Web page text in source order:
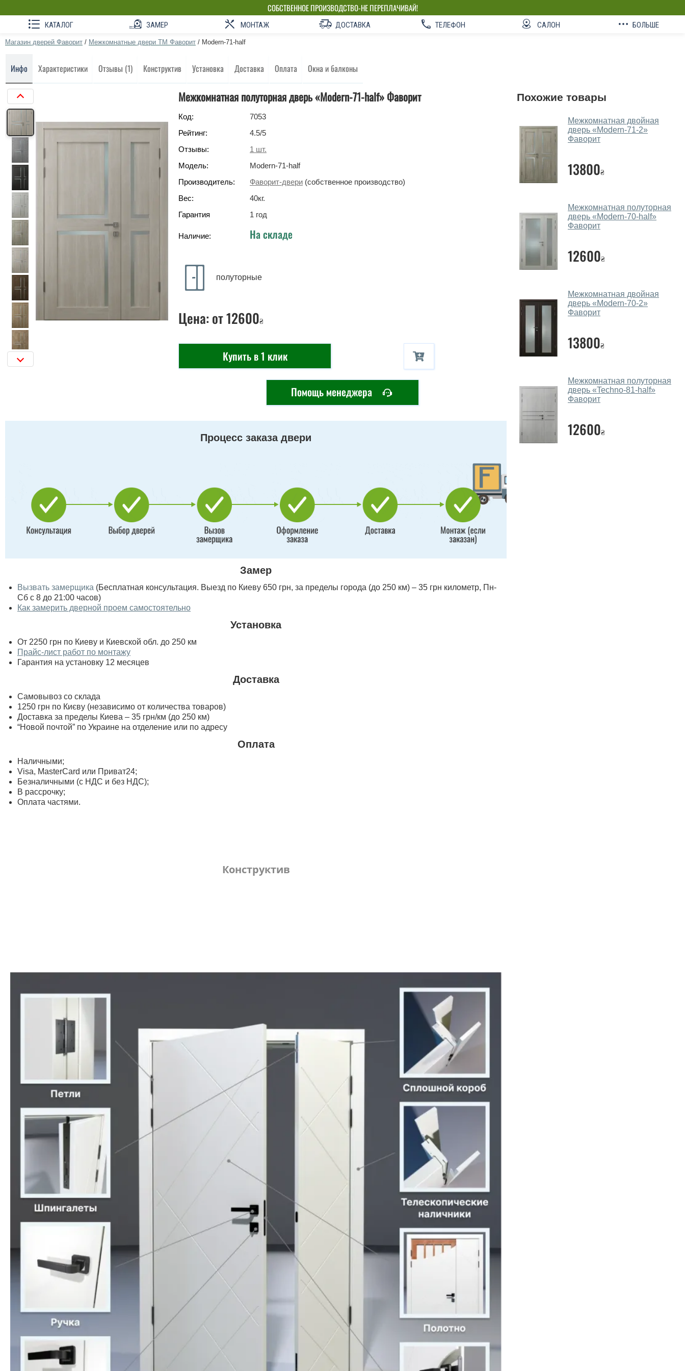
СОБСТВЕННОЕ ПРОИЗВОДСТВО-НЕ ПЕРЕПЛАЧИВАЙ!
КАТАЛОГ ЗАМЕР МОНТАЖ ДОСТАВКА ТЕЛЕФОН САЛОН БОЛЬШЕ
Магазин дверей Фаворит / Межкомнатные двери ТМ Фаворит / Modern-71-half
Инфо Характеристики Отзывы (1) Конструктив Установка Доставка Оплата Окна и балконы
Межкомнатная полуторная дверь «Modern-71-half»‎ Фаворит
Код:
7053
Рейтинг:
4.5/5
Отзывы:
1 шт.
Модель:
Modern-71-half
Производитель:
Фаворит-двери (собственное производство)
Вес:
40кг.
Гарантия
1 год
Наличие: На складе
полуторные
Цена: от 12600₴
Купить в 1 клик
Помощь менеджера
Процесс заказа двери
Замер
Вызвать замерщика (Бесплатная консультация. Выезд по Киеву 650 грн, за пределы города (до 250 км) – 35 грн километр, Пн-
Сб с 8 до 21:00 часов)
Как замерить дверной проем самостоятельно
Установка
От 2250 грн по Киеву и Киевской обл. до 250 км
Прайс-лист работ по монтажу
Гарантия на установку 12 месяцев
Доставка
Самовывоз со склада
1250 грн по Києву (независимо от количества товаров)
Доставка за пределы Киева – 35 грн/км (до 250 км)
“Новой почтой” по Украине на отделение или по адресу
Оплата
Наличными;
Visa, MasterСard или Приват24;
Безналичными (с НДС и без НДС);
В рассрочку;
Оплата частями.
Конструктив
Похожие товары
Межкомнатная двойная
дверь «Modern-71-2»
Фаворит
13800₴
Межкомнатная полуторная
дверь «Modern-70-half»‎
Фаворит
12600₴
Межкомнатная двойная
дверь «Modern-70-2»
Фаворит
13800₴
Межкомнатная полуторная
дверь «Techno-81-half»‎
Фаворит
12600₴